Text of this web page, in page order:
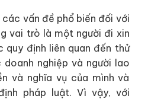
vấn đề phổ biến đối với
vai trò là một người đi xin
quy định liên quan đến thử
nghiệp và người lao
và nghĩa vụ của mình và
pháp luật. Vì vậy, với